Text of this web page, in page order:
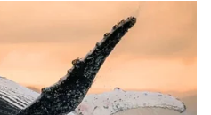
दिल्ली में दिल दहला देने वाला